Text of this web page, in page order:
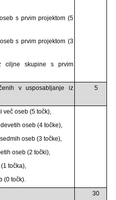
s prvim projektom (5
s prvim projektom (3
ciljne skupine s prvim
v usposabljanje iz
5
več oseb (5 točk),
oseb (4 točke),
oseb (3 točke),
oseb (2 točki),
točka),
(0 točk).
30